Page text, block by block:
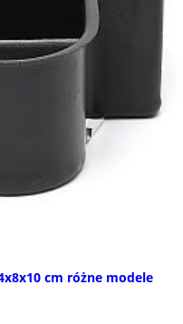
cm różne modele